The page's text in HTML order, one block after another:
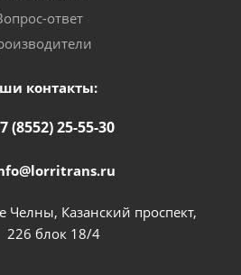
ответ
контакты:
(8552) 25-55-30
Челны, Казанский проспект,
226 блок 18/4